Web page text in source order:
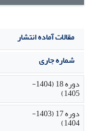
مقالات آماده انتشار
شماره جاری
دوره 18 (1404-
1405)
دوره 17 (1403-
1404)